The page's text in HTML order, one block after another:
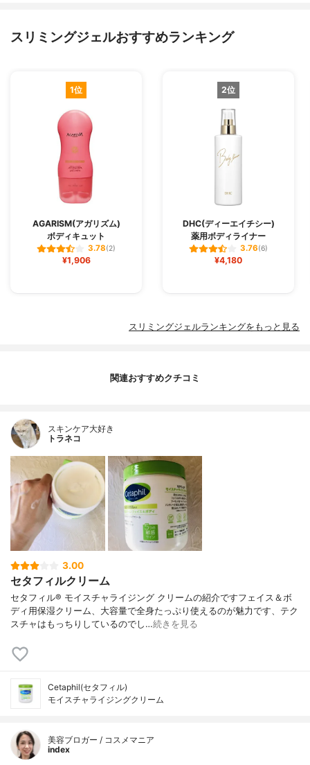
スリミングジェルおすすめランキング
1位
AGARISM(アガリズム)
ボディキュット
3.78(2)
¥1,906
2位
DHC(ディーエイチシー)
薬用ボディライナー
3.76(6)
¥4,180
スリミングジェルランキングをもっと見る
関連おすすめクチコミ
スキンケア大好き
トラネコ
3.00
セタフィルクリーム
セタフィル® モイスチャライジング クリームの紹介ですフェイス＆ボ
ディ用保湿クリーム、大容量で全身たっぷり使えるのが魅力です、テク
スチャはもっちりしているのでし…続きを見る
Cetaphil(セタフィル)
モイスチャライジングクリーム
美容ブロガー / コスメマニア
index